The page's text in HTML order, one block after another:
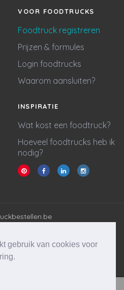
gebruik van cookies voor
VOOR FOODTRUCKS
Foodtruck registreren
Prijzen & formules
Login foodtrucks
Waarom aansluiten?
INSPIRATIE
Wat kost een foodtruck?
Hoeveel foodtrucks heb ik
nodig?
statement
door